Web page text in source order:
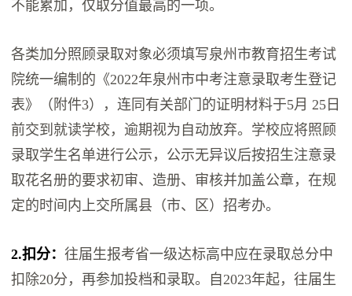
不能累加，仅取分值最高的一项。
各类加分照顾录取对象必须填写泉州市教育招生考试
院统一编制的《2022年泉州市中考注意录取考生登记
表》（附件3），连同有关部门的证明材料于5月 25日
前交到就读学校，逾期视为自动放弃。学校应将照顾
录取学生名单进行公示，公示无异议后按招生注意录
取花名册的要求初审、造册、审核并加盖公章，在规
定的时间内上交所属县（市、区）招考办。
2.扣分：往届生报考省一级达标高中应在录取总分中
扣除20分，再参加投档和录取。自2023年起，往届生